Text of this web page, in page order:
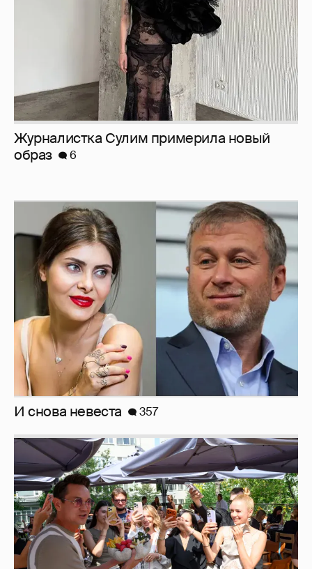
Журналистка Сулим примерила новый
образ
6
И снова невеста 357